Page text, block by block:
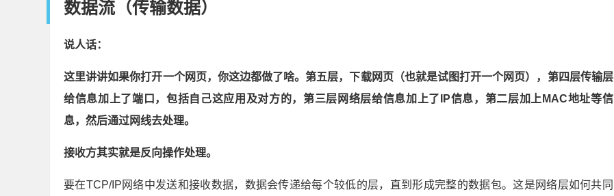
下面的章节会将具体的案例
现在我们了解了每个层的主要工作，让我们看看它们如何共同工作以在TCP/IP网络中发送和接收数据。
这是网络层如何共同生成帧的简化视图。较高层将信息传递给较低层。每一层都向传递给它的数据添加称为头部的
信息。此头部包含层执行其工作所需的信息。我们将从应用层开始。
数据流（传输数据）